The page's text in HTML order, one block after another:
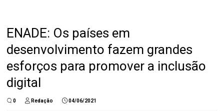
ENADE: Os países em
desenvolvimento fazem grandes
esforços para promover a inclusão
digital
0 Redação 04/06/2021